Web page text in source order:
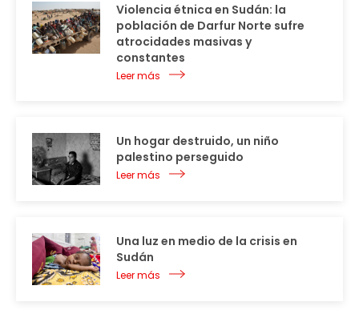
Violencia étnica en Sudán: la
población de Darfur Norte sufre
atrocidades masivas y
constantes
Leer más
Un hogar destruido, un niño
palestino perseguido
Leer más
Una luz en medio de la crisis en
Sudán
Leer más